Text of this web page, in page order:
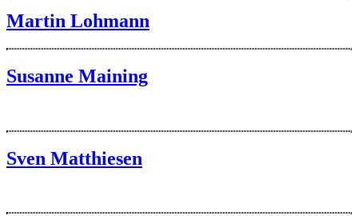
Martin Lohmann
Susanne Maining
Sven Matthiesen